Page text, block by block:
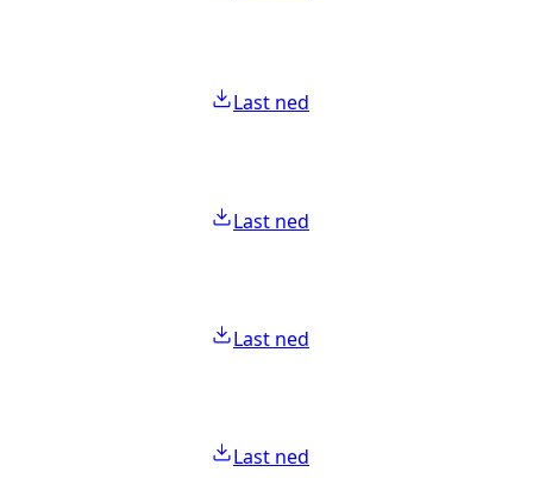
Last ned
Last ned
Last ned
Last ned